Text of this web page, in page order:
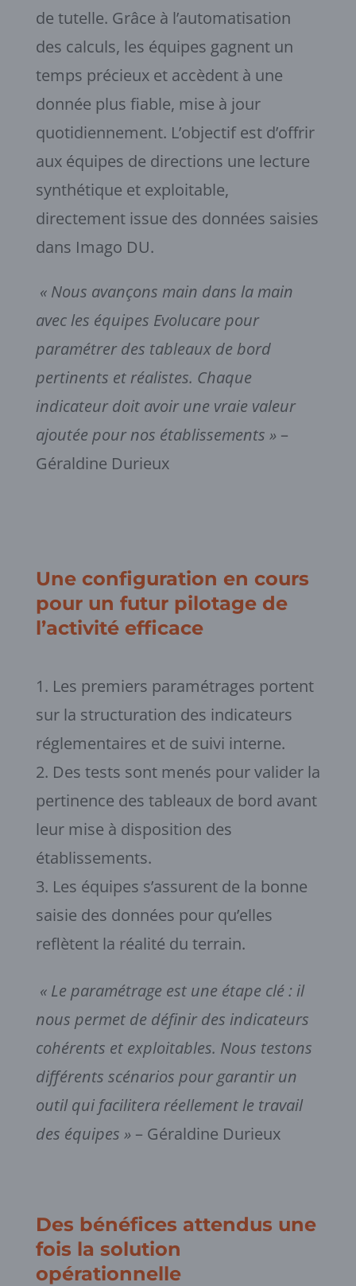
de tutelle. Grâce à l’automatisation
des calculs, les équipes gagnent un
temps précieux et accèdent à une
donnée plus fiable, mise à jour
quotidiennement. L’objectif est d’offrir
aux équipes de directions une lecture
synthétique et exploitable,
directement issue des données saisies
dans Imago DU.
« Nous avançons main dans la main
avec les équipes Evolucare pour
paramétrer des tableaux de bord
pertinents et réalistes. Chaque
indicateur doit avoir une vraie valeur
ajoutée pour nos établissements »–
Géraldine Durieux
Une configuration en cours
pour un futur pilotage de
l’activité efficace
Les premiers paramétrages portent
sur la structuration des indicateurs
réglementaires et de suivi interne.
Des tests sont menés pour valider la
pertinence des tableaux de bord avant
leur mise à disposition des
établissements.
Les équipes s’assurent de la bonne
saisie des données pour qu’elles
reflètent la réalité du terrain.
« Le paramétrage est une étape clé : il
nous permet de définir des indicateurs
cohérents et exploitables. Nous testons
différents scénarios pour garantir un
outil qui facilitera réellement le travail
des équipes »– Géraldine Durieux
Des bénéfices attendus une
fois la solution
opérationnelle